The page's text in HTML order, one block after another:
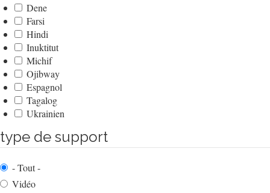
Dene
Farsi
Hindi
Inuktitut
Michif
Ojibway
Espagnol
Tagalog
Ukrainien
type de support
- Tout -
Vidéo